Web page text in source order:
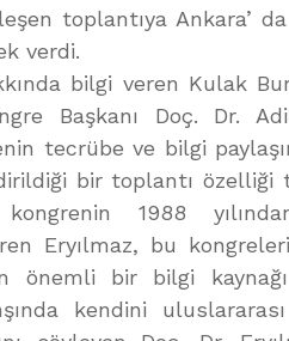
toplantıya Ankara’
verdi.
bilgi veren Kulak
Başkanı Doç. Dr.
tecrübe ve bilgi
bir toplantı özelliği
1988
Eryılmaz, bu
önemli bir bilgi
kendini